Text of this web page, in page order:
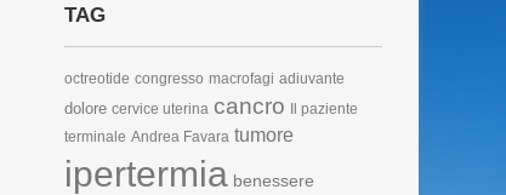
TAG
octreotide congresso macrofagi adiuvante
dolore cervice uterina cancro
Il paziente
terminale Andrea Favara tumore
ipertermia benessere